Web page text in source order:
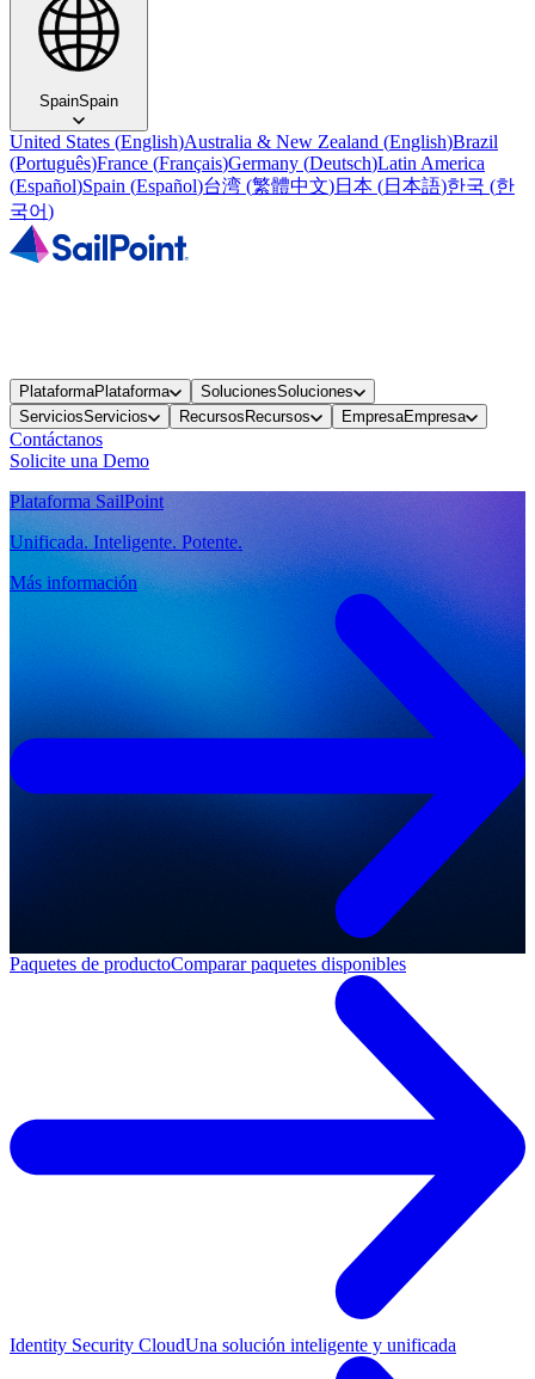
SpainSpain
United States (English)Australia & New Zealand (English)Brazil
(Português)France (Français)Germany (Deutsch)Latin America
(Español)Spain (Español)台湾 (繁體中文)日本 (日本語)한국 (한
국어)
PlataformaPlataforma SolucionesSoluciones
ServiciosServicios Recursos Recursos EmpresaEmpresa
Contáctanos
Solicite una Demo
Plataforma SailPoint
Unificada. Inteligente. Potente.
Más información
Paquetes de productoComparar paquetes disponibles
Identity Security CloudUna solución inteligente y unificada